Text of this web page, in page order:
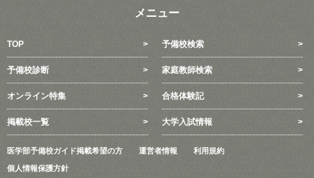
メニュー
TOP 予備校検索
予備校診断 家庭教師検索
オンライン特集 合格体験記
掲載校一覧 大学入試情報
医学部予備校ガイド掲載希望の方 運営者情報 利用規約
個人情報保護方針